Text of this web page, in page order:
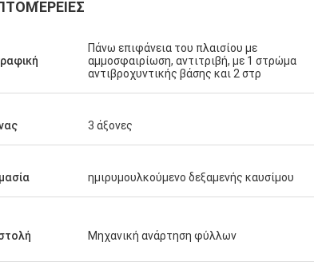
Πάνω επιφάνεια του πλαισίου με
αμμοσφαιρίωση, αντιτριβή, με 1 στρώμα
αντιβροχυντικής βάσης και 2 στρ
3 άξονες
ημιρυμουλκούμενο δεξαμενής καυσίμου
Μηχανική ανάρτηση φύλλων